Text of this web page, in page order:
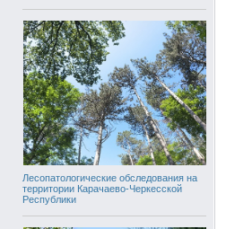
Лесопатологические обследования на
территории Карачаево-Черкесской
Республики